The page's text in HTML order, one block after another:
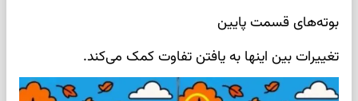
بوته‌های قسمت پایین
تغییرات بین اینها به یافتن تفاوت کمک می‌کند.